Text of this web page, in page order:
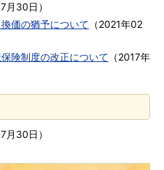
月30日 ）
価の猶予について （2021年02
険制度の改正について （2017年
月30日 ）